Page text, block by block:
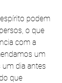
podem
o que
com a
um
dia antes
que